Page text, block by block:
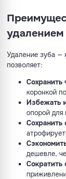
удалением
Удаление зуба —
позволяет:
Сохранить
коронкой
Избежать
опорой для
Сохранить
дешевле,
Сократить